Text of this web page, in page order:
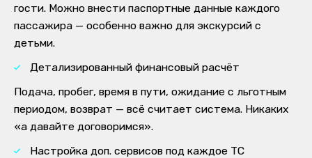
гости. Можно внести паспортные данные каждого
пассажира — особенно важно для экскурсий с
детьми.
Детализированный финансовый расчёт
Подача, пробег, время в пути, ожидание с льготным
периодом, возврат — всё считает система. Никаких
«а давайте договоримся».
Настройка доп. сервисов под каждое ТС